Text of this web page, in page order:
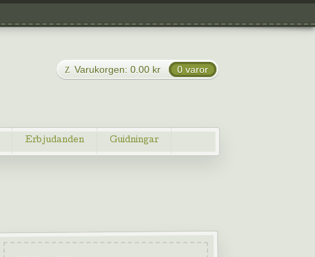
Varukorgen: 0.00 kr 0 varor
Erbjudanden Guidningar